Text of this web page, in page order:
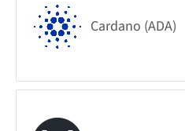
Cardano (ADA)